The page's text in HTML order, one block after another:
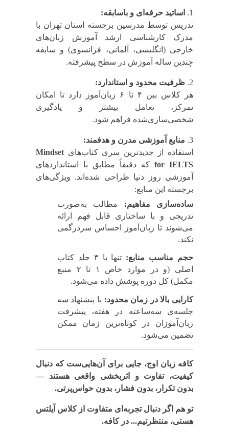
اساتید حرفه‌ای و باسابقه:
تدریس توسط مدرسین برجسته استان تهران با
مدرک کارشناسی ارشد آموزش زبان‌های
خارجی (انگلیسی، آلمانی، فرانسوی) و سابقه
چندین ساله آموزش در سطح پیشرفته.
ظرفیت محدود و استاندارد:
هر کلاس بین ۴ تا ۶ زبان‌آموز دارد تا امکان
تمرکز، تعامل بیشتر و یادگیری
شخصی‌سازی‌شده فراهم شود.
منابع آموزشی مدرن و هدفمند:
استفاده از جدیدترین سری کتاب‌های Mindset
for IELTS که دقیقاً مطابق با استانداردهای
آموزشی روز دنیا طراحی شده‌اند. ویژگی‌های
برجسته این منابع:
ساده‌سازی مفاهیم: مطالب به‌صورت
تدریجی و با ساختاری قابل فهم ارائه
می‌شوند تا زبان‌آموز احساس سردرگمی
نکند.
حجم مناسب منابع:
تنها با ۳ جلد کتاب
اصلی (و در موارد خاص ۱ تا ۲ منبع
مکمل) کل دوره پوشش داده می‌شود.
کارایی بالا در زمان محدود: با پیشنهاد سه
جلسه‌ی سه‌ساعته در هفته، پیشرفت
زبان‌آموزان در کوتاه‌ترین زمان ممکن
تضمین می‌شود.
کافه زبان اوج، جایی برای آن‌هایی‌ست که دنبال
کیفیت، تفاوت و اثربخشی واقعی هستند —
بدون تکرار، بدون فشار، بدون حواس‌پرتی.
تو هم اگر دنبال تجربه‌ای متفاوت از کلاس آیلتس
هستی، منتظرتیم... در کافه.